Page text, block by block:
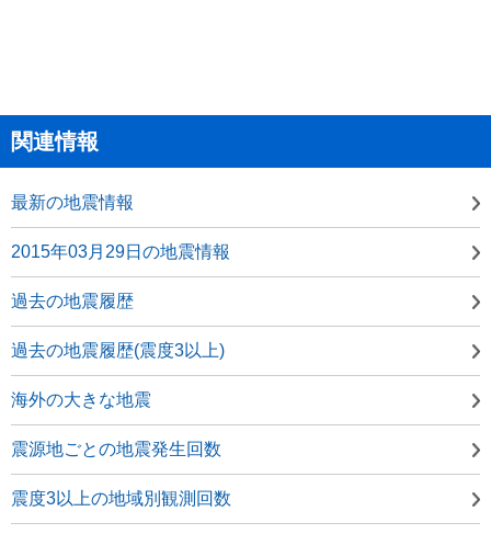
関連情報
最新の地震情報
2015年03月29日の地震情報
過去の地震履歴
過去の地震履歴(震度3以上)
海外の大きな地震
震源地ごとの地震発生回数
震度3以上の地域別観測回数